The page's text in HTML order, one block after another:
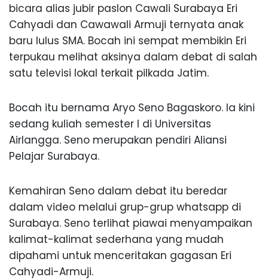
bicara alias jubir paslon Cawali Surabaya Eri
Cahyadi dan Cawawali Armuji ternyata anak
baru lulus SMA. Bocah ini sempat membikin Eri
terpukau melihat aksinya dalam debat di salah
satu televisi lokal terkait pilkada Jatim.
Bocah itu bernama Aryo Seno Bagaskoro. Ia kini
sedang kuliah semester I di Universitas
Airlangga. Seno merupakan pendiri Aliansi
Pelajar Surabaya.
Kemahiran Seno dalam debat itu beredar
dalam video melalui grup-grup whatsapp di
Surabaya. Seno terlihat piawai menyampaikan
kalimat-kalimat sederhana yang mudah
dipahami untuk menceritakan gagasan Eri
Cahyadi-Armuji.